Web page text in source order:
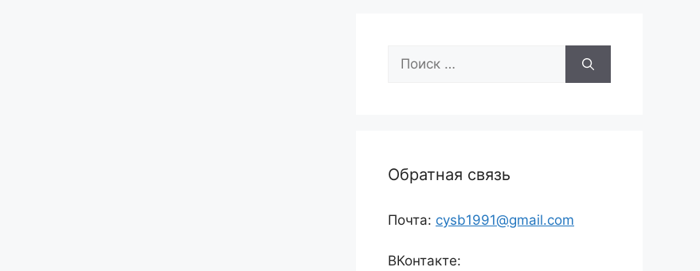
Поиск:
Обратная связь
Почта: cysb1991@gmail.com
ВКонтакте: